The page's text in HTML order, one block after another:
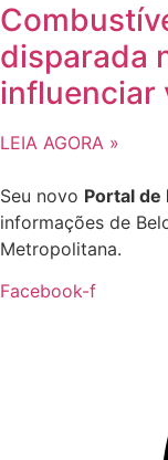
disparada
influenciar
LEIA AGORA »
Seu novo Portal
informações de
Metropolitana.
Facebook-f